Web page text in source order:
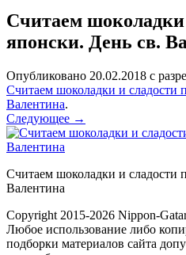
Считаем шоколадки
японски. День св.
Опубликовано 20.02.2018 с
Считаем шоколадки и сладости
Валентина.
Следующее →
Считаем шоколадки и сладости
Валентина
Copyright 2015-2026 Nippon-
Любое использование либо
подборки материалов сайта